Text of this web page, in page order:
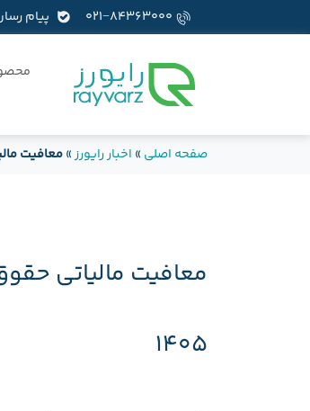
۰۲۱−۸۴۳۶۳۰۰۰ پیام
صفحه اصلی » اخبار رایورز»معافیت مالیاتی
۱۴۰۵